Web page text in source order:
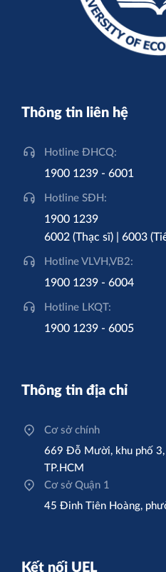
Thông tin liên hệ
Hotline ĐHCQ:
1900 1239 - 6001
Hotline SĐH:
1900 1239
6002 (Thạc sĩ) | 6003
Hotline VLVH,VB2:
1900 1239 - 6004
Hotline LKQT:
1900 1239 - 6005
Thông tin địa chỉ
Cơ sở chính
669 Đỗ Mười, khu phố 3,
TP.HCM
Cơ sở Quận 1
45 Đinh Tiên Hoàng,
Kết nối UEL